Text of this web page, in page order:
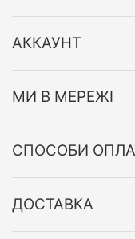
АККАУНТ
МИ В МЕРЕЖІ
СПОСОБИ
ДОСТАВКА